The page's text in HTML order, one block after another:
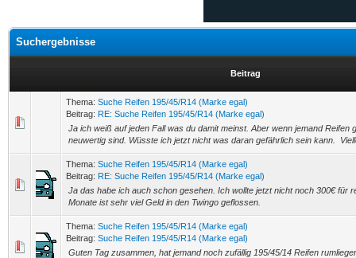
Suchergebnisse
Beitrag
Thema: Suche Reifen 195/45/R14 (Marke egal)
Beitrag: RE: Suche Reifen 195/45/R14 (Marke egal)
Ja ich weiß auf jeden Fall was du damit meinst. Aber wenn jemand Reifen
neuwertig sind. Wüsste ich jetzt nicht was daran gefährlich sein kann.
Thema: Suche Reifen 195/45/R14 (Marke egal)
Beitrag: RE: Suche Reifen 195/45/R14 (Marke egal)
Ja das habe ich auch schon gesehen. Ich wollte jetzt nicht noch 300€ für
Monate ist sehr viel Geld in den Twingo geflossen.
Thema: Suche Reifen 195/45/R14 (Marke egal)
Beitrag: Suche Reifen 195/45/R14 (Marke egal)
Guten Tag zusammen, hat jemand noch zufällig 195/45/14 Reifen